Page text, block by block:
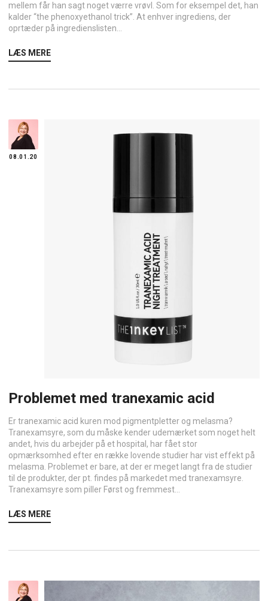
mellem får han sagt noget værre vrøvl. Som for eksempel det, han
kalder “the phenoxyethanol trick”. At enhver ingrediens, der
oprtæder på ingredienslisten...
LÆS MERE
08.01.20
Problemet med tranexamic acid
Er tranexamic acid kuren mod pigmentpletter og melasma?
Tranexamsyre, som du måske kender udemærket som noget helt
andet, hvis du arbejder på et hospital, har fået stor
opmærksomhed efter en række lovende studier har vist effekt på
melasma. Problemet er bare, at der er meget langt fra de studier
til de produkter, der pt. findes på markedet med tranexamsyre.
Tranexamsyre som piller Først og fremmest...
LÆS MERE